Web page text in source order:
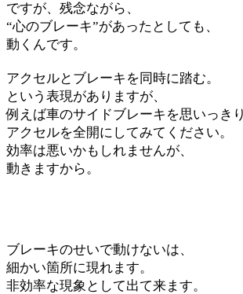
ですが、残念ながら、
“心のブレーキ”があったとしても、
動くんです。
アクセルとブレーキを同時に踏む。
という表現がありますが、
例えば車のサイドブレーキを思いっき
アクセルを全開にしてみてください。
効率は悪いかもしれませんが、
動きますから。
ブレーキのせいで動けないは、
細かい箇所に現れます。
非効率な現象として出て来ます。